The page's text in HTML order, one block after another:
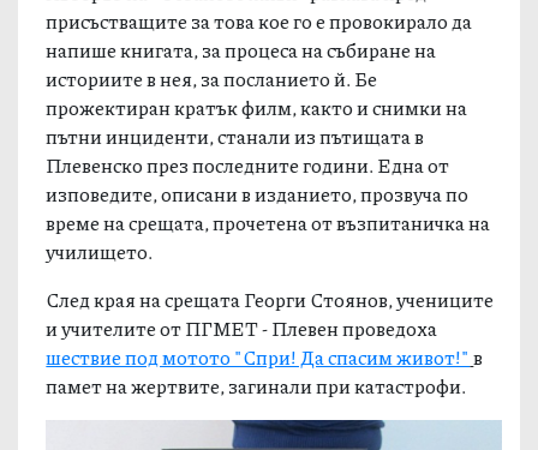
присъстващите за това кое го е провокирало да
напише книгата, за процеса на събиране на
историите в нея, за посланието й. Бе
прожектиран кратък филм, както и снимки на
пътни инциденти, станали из пътищата в
Плевенско през последните години. Една от
изповедите, описани в изданието, прозвуча по
време на срещата, прочетена от възпитаничка на
училището.
След края на срещата Георги Стоянов, учениците
и учителите от ПГМЕТ - Плевен проведоха
шествие под мотото "Спри! Да спасим живот!" в
памет на жертвите, загинали при катастрофи.